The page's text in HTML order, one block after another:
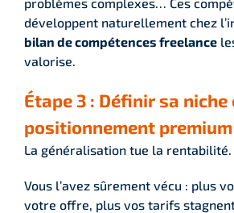
développent naturellement chez
bilan de compétences freelance
valorise.
Étape 3 : Définir sa niche
positionnement premium
La généralisation tue la rentabilité.
Vous l’avez sûrement vécu : plus
votre offre, plus vos tarifs